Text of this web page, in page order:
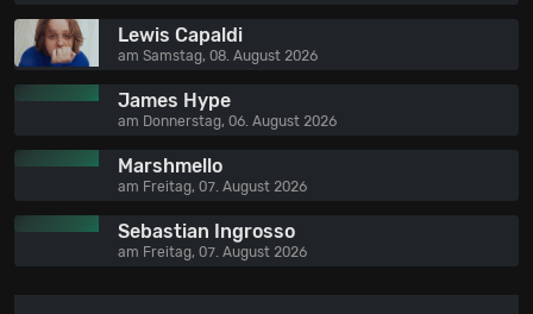
Lewis Capaldi
am Samstag, 08. August 2026
James Hype
am Donnerstag, 06. August 2026
Marshmello
am Freitag, 07. August 2026
Sebastian Ingrosso
am Freitag, 07. August 2026